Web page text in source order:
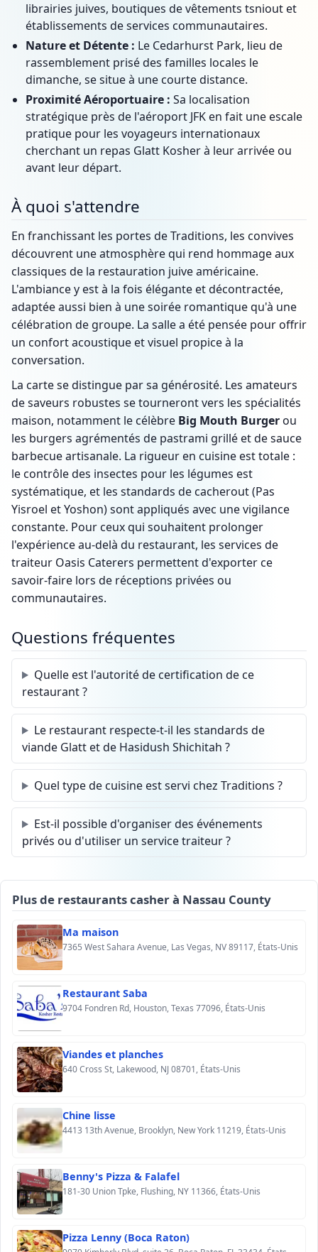
librairies juives, boutiques de vêtements tsniout et
établissements de services communautaires.
Nature et Détente : Le Cedarhurst Park, lieu de
rassemblement prisé des familles locales le
dimanche, se situe à une courte distance.
Proximité Aéroportuaire : Sa localisation
stratégique près de l'aéroport JFK en fait une escale
pratique pour les voyageurs internationaux
cherchant un repas Glatt Kosher à leur arrivée ou
avant leur départ.
À quoi s'attendre
En franchissant les portes de Traditions, les convives
découvrent une atmosphère qui rend hommage aux
classiques de la restauration juive américaine.
L'ambiance y est à la fois élégante et décontractée,
adaptée aussi bien à une soirée romantique qu'à une
célébration de groupe. La salle a été pensée pour offrir
un confort acoustique et visuel propice à la
conversation.
La carte se distingue par sa générosité. Les amateurs
de saveurs robustes se tourneront vers les spécialités
maison, notamment le célèbre Big Mouth Burgerou
les burgers agrémentés de pastrami grillé et de sauce
barbecue artisanale. La rigueur en cuisine est totale :
le contrôle des insectes pour les légumes est
systématique, et les standards de cacherout (Pas
Yisroel et Yoshon) sont appliqués avec une vigilance
constante. Pour ceux qui souhaitent prolonger
l'expérience au-delà du restaurant, les services de
traiteur Oasis Caterers permettent d'exporter ce
savoir-faire lors de réceptions privées ou
communautaires.
Questions fréquentes
Quelle est l'autorité de certification de ce
restaurant ?
Le restaurant respecte-t-il les standards de
viande Glatt et de Hasidush Shichitah ?
Quel type de cuisine est servi chez Traditions ?
Est-il possible d'organiser des événements
privés ou d'utiliser un service traiteur ?
Plus de restaurants casher à Nassau County
Ma maison
7365 West Sahara Avenue, Las Vegas, NV 89117, États-Unis
Restaurant Saba
9704 Fondren Rd, Houston, Texas 77096, États-Unis
Viandes et planches
640 Cross St, Lakewood, NJ 08701, États-Unis
Chine lisse
4413 13th Avenue, Brooklyn, New York 11219, États-Unis
Benny's Pizza & Falafel
181-30 Union Tpke, Flushing, NY 11366, États-Unis
Pizza Lenny (Boca Raton)